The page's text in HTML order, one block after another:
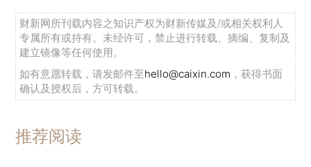
财新网所刊载内容之知识产权为财新传媒及/或相关权利人
专属所有或持有。未经许可，禁止进行转载、摘编、复制及
建立镜像等任何使用。
如有意愿转载，请发邮件至hello@caixin.com ，获得书面
确认及授权后，方可转载。
推荐阅读